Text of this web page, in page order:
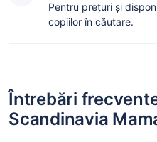
Pentru prețuri și
copiilor în căutare.
Întrebări
Scandinavia